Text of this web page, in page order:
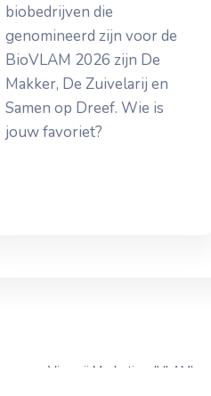
biobedrijven die
genomineerd zijn voor de
BioVLAM 2026 zijn De
Makker, De Zuivelarij en
Samen op Dreef. Wie is
jouw favoriet?
en Visserij Marketing (VLAM)